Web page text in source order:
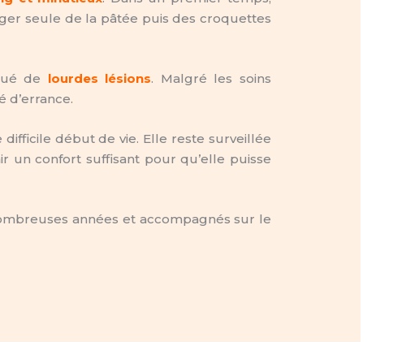
seule de la pâtée puis des croquettes
de lourdes lésions. Malgré les soins
difficile début de vie. Elle reste surveillée
un confort suffisant pour qu’elle puisse
années et accompagnés sur le